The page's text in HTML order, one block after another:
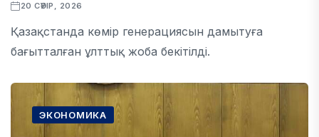
20 СӘУІР, 2026
Қазақстанда көмір генерациясын дамытуға
бағытталған ұлттық жоба бекітілді.
ЭКОНОМИКА